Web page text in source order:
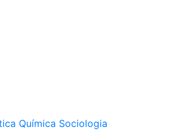
Química Sociologia